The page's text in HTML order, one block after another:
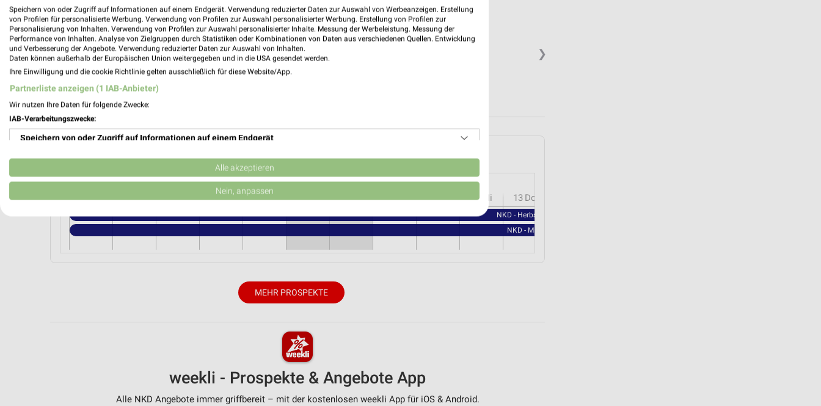
Nächste Filiale
❯
NKD Cuxhaven
Abschnede 210
27472 Cuxhaven
Heute 09:30 - 20:00 Uhr |
346,71 km • Angebote: 2 Prospekte
Aug.
03Mo 04Di 05Mi 06Do 07Fr 08 Sa 09So 10Mo 11Di 12 Mi 13 Do
NKD - Herbstliche Deko-Woche
NKD - Milchzahn-Woche
MEHR PROSPEKTE
weekli - Prospekte & Angebote App
Alle NKD Angebote immer griffbereit – mit der kostenlosen weekli App für iOS & Android.
Speichern von oder Zugriff auf Informationen auf einem Endgerät. Verwendung reduzierter Daten zur Auswahl von Werbeanzeigen. Erstellung
von Profilen für personalisierte Werbung. Verwendung von Profilen zur Auswahl personalisierter Werbung. Erstellung von Profilen zur
Personalisierung von Inhalten. Verwendung von Profilen zur Auswahl personalisierter Inhalte. Messung der Werbeleistung. Messung der
Performance von Inhalten. Analyse von Zielgruppen durch Statistiken oder Kombinationen von Daten aus verschiedenen Quellen. Entwicklung
und Verbesserung der Angebote. Verwendung reduzierter Daten zur Auswahl von Inhalten.
Daten können außerhalb der Europäischen Union weitergegeben und in die USA gesendet werden.
Ihre Einwilligung und die cookie Richtlinie gelten ausschließlich für diese Website/App.
Partnerliste anzeigen (1 IAB-Anbieter)
Wir nutzen Ihre Daten für folgende Zwecke:
IAB-Verarbeitungszwecke:
Speichern von oder Zugriff auf Informationen auf einem Endgerät
Verwendung reduzierter Daten zur Auswahl von Werbeanzeigen
Erstellung von Profilen für personalisierte Werbung
Erstellung von Profilen zur Personalisierung von Inhalten
Analyse von Zielgruppen durch Statistiken oder Kombinationen von Daten aus verschiedenen
Entwicklung und Verbesserung der Angebote
Verwendung reduzierter Daten zur Auswahl von Inhalten
Alle akzeptieren
Nein, anpassen